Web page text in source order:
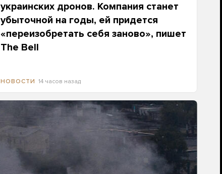
украинских дронов. Компания станет
убыточной на годы, ей придется
«переизобретать себя заново», пишет
The Bell
НОВОСТИ 14 часов назад